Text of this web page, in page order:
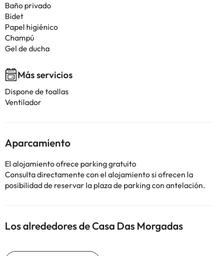
Baño privado
Bidet
Papel higiénico
Champú
Gel de ducha
Más servicios
Dispone de toallas
Ventilador
Aparcamiento
El alojamiento ofrece parking gratuito
Consulta directamente con el alojamiento si ofrecen la
posibilidad de reservar la plaza de parking con antelación.
Los alrededores de Casa Das Morgadas